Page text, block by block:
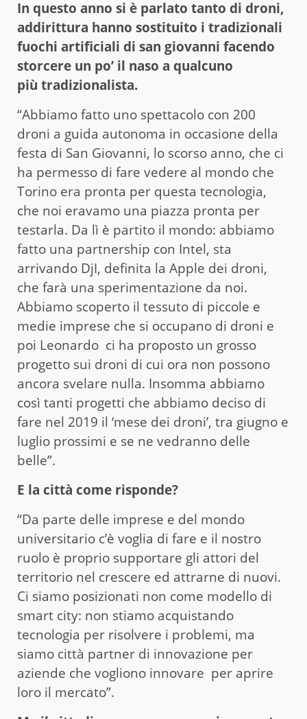
In questo anno si è parlato tanto di droni,
addirittura hanno sostituito i tradizionali
fuochi artificiali di san giovanni facendo
storcere un po’ il naso a qualcuno
più tradizionalista.
“Abbiamo fatto uno spettacolo con 200
droni a guida autonoma in occasione della
festa di San Giovanni, lo scorso anno, che ci
ha permesso di fare vedere al mondo che
Torino era pronta per questa tecnologia,
che noi eravamo una piazza pronta per
testarla. Da lì è partito il mondo: abbiamo
fatto una partnership con Intel, sta
arrivando DjI, definita la Apple dei droni,
che farà una sperimentazione da noi.
Abbiamo scoperto il tessuto di piccole e
medie imprese che si occupano di droni e
poi Leonardo ci ha proposto un grosso
progetto sui droni di cui ora non possono
ancora svelare nulla. Insomma abbiamo
così tanti progetti che abbiamo deciso di
fare nel 2019 il ‘mese dei droni’, tra giugno e
luglio prossimi e se ne vedranno delle
belle”.
E la città come risponde?
“Da parte delle imprese e del mondo
universitario c’è voglia di fare e il nostro
ruolo è proprio supportare gli attori del
territorio nel crescere ed attrarne di nuovi.
Ci siamo posizionati non come modello di
smart city: non stiamo acquistando
tecnologia per risolvere i problemi, ma
siamo città partner di innovazione per
aziende che vogliono innovare per aprire
loro il mercato”.